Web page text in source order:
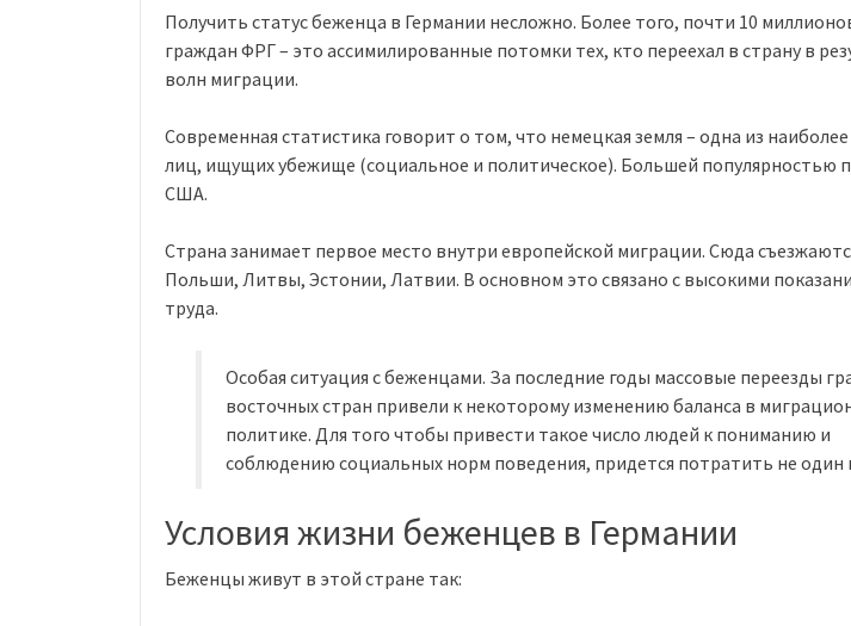
Получить статус беженца в Германии несложно. Более того, почти 10
граждан ФРГ – это ассимилированные потомки тех, кто переехал в страну в
волн миграции.
Современная статистика говорит о том, что немецкая земля – одна из
лиц, ищущих убежище (социальное и политическое). Большей популярностью
США.
Страна занимает первое место внутри европейской миграции. Сюда
Польши, Литвы, Эстонии, Латвии. В основном это связано с высокими
труда.
Особая ситуация с беженцами. За последние годы массовые переезды
восточных стран привели к некоторому изменению баланса в
политике. Для того чтобы привести такое число людей к пониманию и
соблюдению социальных норм поведения, придется потратить не один
Условия жизни беженцев в Германии
Беженцы живут в этой стране так: